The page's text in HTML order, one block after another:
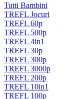
Tutti Bambini
TREFL Jocuri
TREFL 60p
TREFL 500p
TREFL 4in1
TREFL 30p
TREFL 300p
TREFL 3000p
TREFL 200p
TREFL 10in1
TREFL 100p